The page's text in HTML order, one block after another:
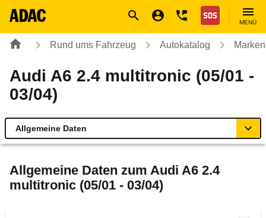
Nothilfe
MENÜ
Rund ums Fahrzeug Autokatalog
Audi A6 2.4 multitronic (05/01 -
03/04)
Allgemeine Daten
Technische Daten
Allgemeine Daten zum Audi A6 2.4
multitronic (05/01 - 03/04)